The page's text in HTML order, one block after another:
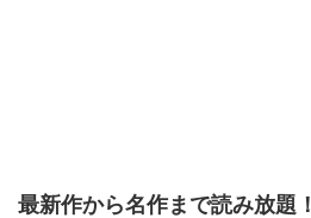
最新作から名作まで読み放題！